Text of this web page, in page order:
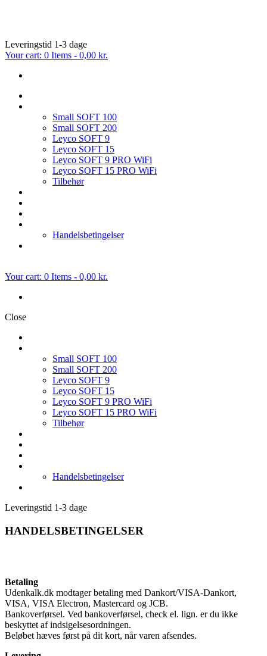
Leveringstid 1-3 dage
Your cart: 0 Items - 0,00 kr.
Small SOFT 100
Small SOFT 200
Leyco SOFT 9
Leyco SOFT 15
Leyco SOFT 9 PRO WiFi
Leyco SOFT 15 PRO WiFi
Tilbehør
Handelsbetingelser
Your cart: 0 Items - 0,00 kr.
Close
Small SOFT 100
Small SOFT 200
Leyco SOFT 9
Leyco SOFT 15
Leyco SOFT 9 PRO WiFi
Leyco SOFT 15 PRO WiFi
Tilbehør
Handelsbetingelser
Leveringstid 1-3 dage
HANDELSBETINGELSER
Betaling
Udenkalk.dk modtager betaling med Dankort/VISA-Dankort,
VISA, VISA Electron, Mastercard og JCB.
Bankoverførsel. Ved bankoverførsel, check el. lign. er du ikke
beskyttet af indsigelsesordningen.
Beløbet hæves først på dit kort, når varen afsendes.